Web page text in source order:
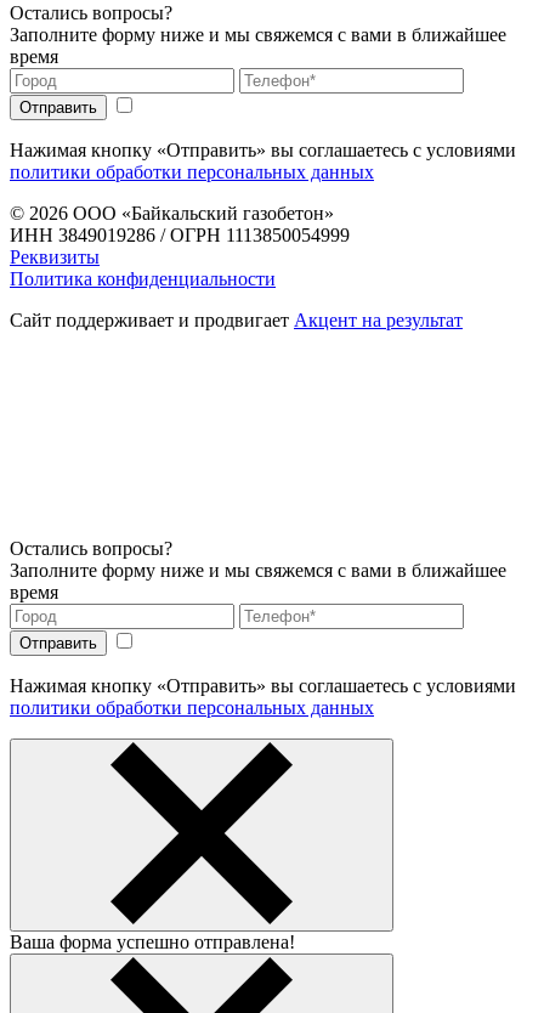
Остались вопросы?
Заполните форму ниже и мы свяжемся с вами в ближайшее
время
Нажимая кнопку «Отправить» вы соглашаетесь с условиями
политики обработки персональных данных
© 2026 ООО «Байкальский газобетон»
ИНН 3849019286 / ОГРН 1113850054999
Реквизиты
Политика конфиденциальности
Сайт поддерживает и продвигает Акцент на результат
Остались вопросы?
Заполните форму ниже и мы свяжемся с вами в ближайшее
время
Нажимая кнопку «Отправить» вы соглашаетесь с условиями
политики обработки персональных данных
Ваша форма успешно отправлена!